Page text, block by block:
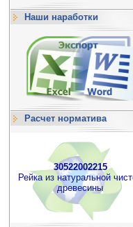
Наши наработки
Расчет норматива
30522002215
Рейка из натуральной
древесины